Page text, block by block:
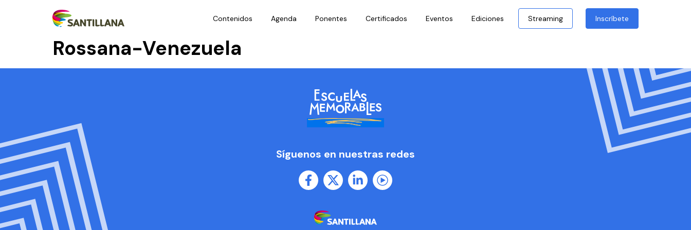
Contenidos Agenda Ponentes Certificados Eventos Ediciones Streaming Inscríbete
Rossana-Venezuela
Síguenos en nuestras redes